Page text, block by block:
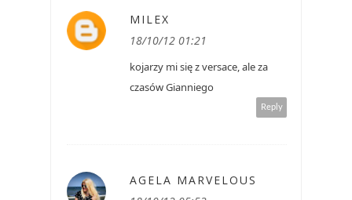
MILEX
18/10/12 01:21
kojarzy mi się z versace, ale za
czasów Gianniego
Reply
AGELA MARVELOUS